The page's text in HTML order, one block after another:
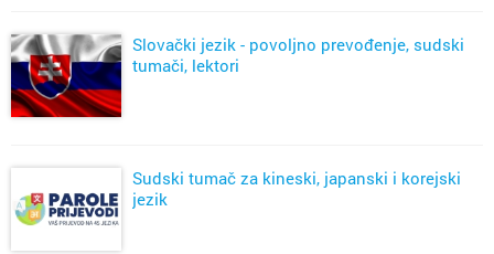
Slovački jezik - povoljno prevođenje, sudski
tumači, lektori
Sudski tumač za kineski, japanski i korejski
jezik